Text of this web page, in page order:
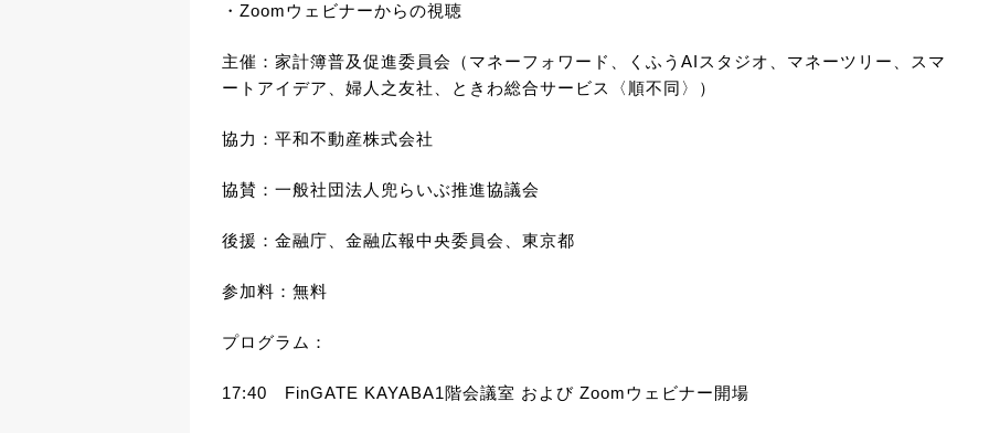
・Zoomウェビナーからの視聴
主催：家計簿普及促進委員会（マネーフォワード、くふうAIスタジオ、マネーツリー、スマ
ートアイデア、婦人之友社、ときわ総合サービス〈順不同〉）
協力：平和不動産株式会社
協賛：一般社団法人兜らいぶ推進協議会
後援：金融庁、金融広報中央委員会、東京都
参加料：無料
プログラム：
17:40 FinGATE KAYABA1階会議室 および Zoomウェビナー開場